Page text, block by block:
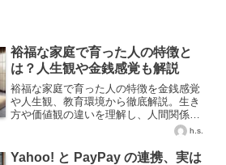
裕福な家庭で育った人の特徴と
は？人生観や金銭感覚も解説
裕福な家庭で育った人の特徴を金銭感覚
や人生観、教育環境から徹底解説。生き
方や価値観の違いを理解し、人間関係や
h.s.
Yahoo! と PayPay の連携、実は